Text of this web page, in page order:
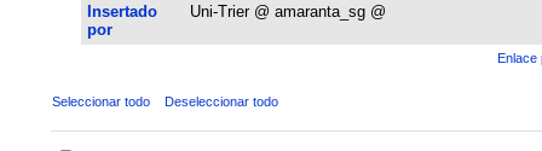
Insertado
por
Uni-Trier @ amaranta_sg @
Enlace
Seleccionar todo Deseleccionar todo